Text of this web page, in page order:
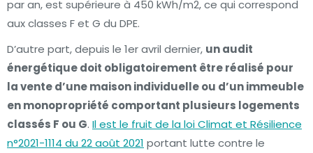
par an, est supérieure à 450 kWh/m2, ce qui correspond
aux classes F et G du DPE.
D’autre part, depuis le 1er avril dernier, un audit
énergétique doit obligatoirement être réalisé pour
la vente d’une maison individuelle ou d’un immeuble
en monopropriété comportant plusieurs logements
classés F ou G. Il est le fruit de la loi Climat et Résilience
n°2021-1114 du 22 août 2021 portant lutte contre le